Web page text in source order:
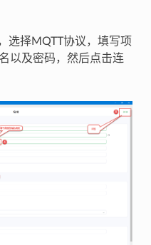
选择MQTT协议，填写项
以及密码，然后点击连